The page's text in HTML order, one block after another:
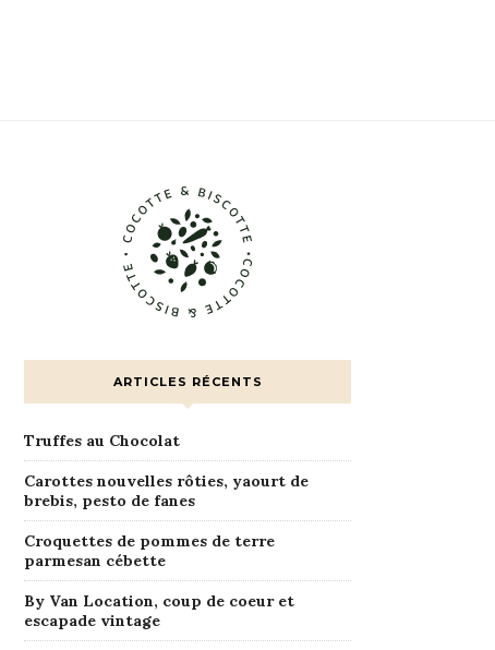
ARTICLES RÉCENTS
Truffes au Chocolat
Carottes nouvelles rôties, yaourt de
brebis, pesto de fanes
Croquettes de pommes de terre
parmesan cébette
By Van Location, coup de coeur et
escapade vintage